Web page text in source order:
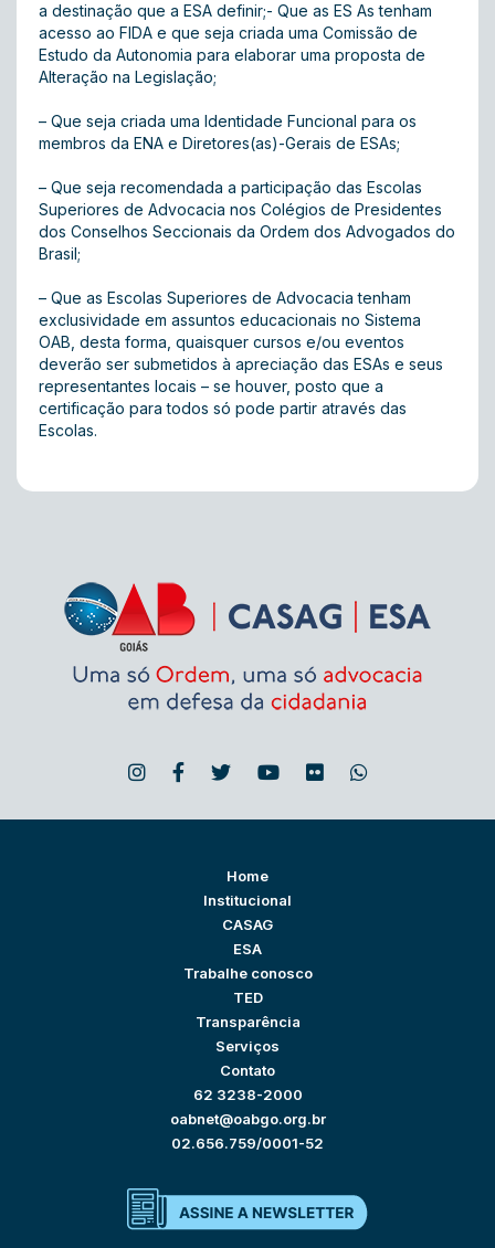
a destinação que a ESA definir;- Que as ES As tenham
acesso ao FIDA e que seja criada uma Comissão de
Estudo da Autonomia para elaborar uma proposta de
Alteração na Legislação;
– Que seja criada uma Identidade Funcional para os
membros da ENA e Diretores(as)-Gerais de ESAs;
– Que seja recomendada a participação das Escolas
Superiores de Advocacia nos Colégios de Presidentes
dos Conselhos Seccionais da Ordem dos Advogados do
Brasil;
– Que as Escolas Superiores de Advocacia tenham
exclusividade em assuntos educacionais no Sistema
OAB, desta forma, quaisquer cursos e/ou eventos
deverão ser submetidos à apreciação das ESAs e seus
representantes locais – se houver, posto que a
certificação para todos só pode partir através das
Escolas.
Home
Institucional
CASAG
ESA
Trabalhe conosco
TED
Transparência
Serviços
Contato
62 3238-2000
oabnet@oabgo.org.br
02.656.759/0001-52